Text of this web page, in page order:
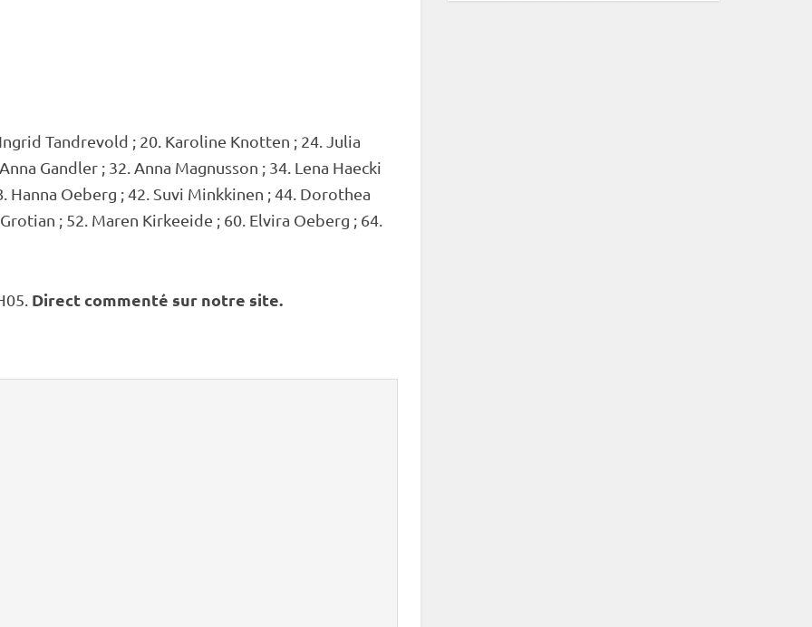
Tandrevold ; 20. Karoline Knotten ; 24. Julia
Gandler ; 32. Anna Magnusson ; 34. Lena Haecki
Hanna Oeberg ; 42. Suvi Minkkinen ; 44. Dorothea
; 52. Maren Kirkeeide ; 60. Elvira Oeberg ; 64.
Direct commenté sur notre site.